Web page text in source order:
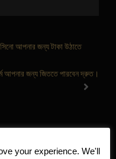
আপনার জন্য টাকা উঠাতে
আপনার জন্য জিততে পারবেন দ্রুত।
your experience. We'll